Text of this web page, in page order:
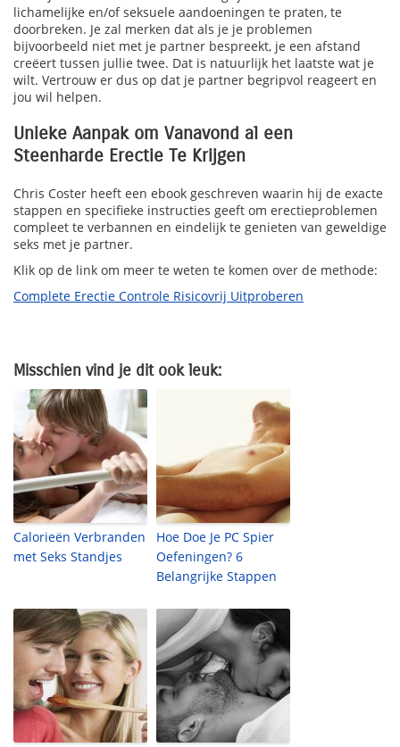
lichamelijke en/of seksuele aandoeningen te praten, te
doorbreken. Je zal merken dat als je je problemen
bijvoorbeeld niet met je partner bespreekt, je een afstand
creëert tussen jullie twee. Dat is natuurlijk het laatste wat je
wilt. Vertrouw er dus op dat je partner begripvol reageert en
jou wil helpen.
Unieke Aanpak om Vanavond al een
Steenharde Erectie Te Krijgen
Chris Coster heeft een ebook geschreven waarin hij de exacte
stappen en specifieke instructies geeft om erectieproblemen
compleet te verbannen en eindelijk te genieten van geweldige
seks met je partner.
Klik op de link om meer te weten te komen over de methode:
Complete Erectie Controle Risicovrij Uitproberen
Misschien vind je dit ook leuk:
Calorieën Verbranden
met Seks Standjes
Hoe Doe Je PC Spier
Oefeningen? 6
Belangrijke Stappen